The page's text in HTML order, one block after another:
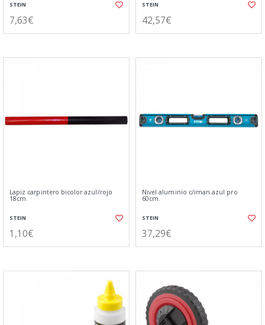
STEIN
7,63€
STEIN
42,57€
Lapiz carpintero bicolor azul/rojo
18cm.
STEIN
1,10€
Nivel aluminio c/iman azul pro
60cm.
STEIN
37,29€